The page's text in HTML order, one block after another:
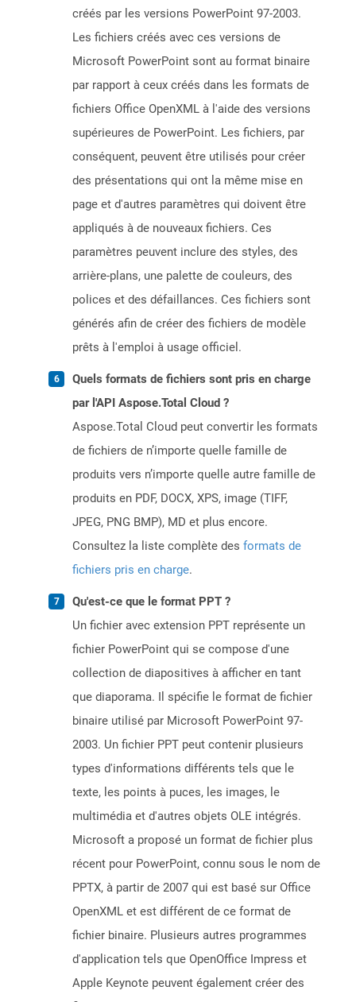
créés par les versions PowerPoint 97-2003.
Les fichiers créés avec ces versions de
Microsoft PowerPoint sont au format binaire
par rapport à ceux créés dans les formats de
fichiers Office OpenXML à l'aide des versions
supérieures de PowerPoint. Les fichiers, par
conséquent, peuvent être utilisés pour créer
des présentations qui ont la même mise en
page et d'autres paramètres qui doivent être
appliqués à de nouveaux fichiers. Ces
paramètres peuvent inclure des styles, des
arrière-plans, une palette de couleurs, des
polices et des défaillances. Ces fichiers sont
générés afin de créer des fichiers de modèle
prêts à l'emploi à usage officiel.
Quels formats de fichiers sont pris en charge
par l'API Aspose.Total Cloud ?
Aspose.Total Cloud peut convertir les formats
de fichiers de n’importe quelle famille de
produits vers n’importe quelle autre famille de
produits en PDF, DOCX, XPS, image (TIFF,
JPEG, PNG BMP), MD et plus encore.
Consultez la liste complète des formats de
fichiers pris en charge.
Qu'est-ce que le format PPT ?
Un fichier avec extension PPT représente un
fichier PowerPoint qui se compose d'une
collection de diapositives à afficher en tant
que diaporama. Il spécifie le format de fichier
binaire utilisé par Microsoft PowerPoint 97-
2003. Un fichier PPT peut contenir plusieurs
types d'informations différents tels que le
texte, les points à puces, les images, le
multimédia et d'autres objets OLE intégrés.
Microsoft a proposé un format de fichier plus
récent pour PowerPoint, connu sous le nom de
PPTX, à partir de 2007 qui est basé sur Office
OpenXML et est différent de ce format de
fichier binaire. Plusieurs autres programmes
d'application tels que OpenOffice Impress et
Apple Keynote peuvent également créer des